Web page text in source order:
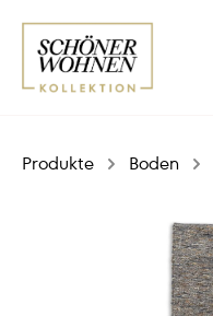
Produkte Boden